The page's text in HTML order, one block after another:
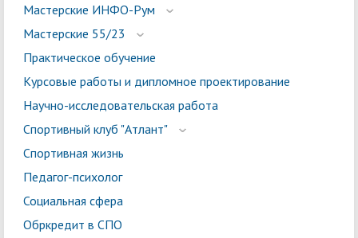
Мастерские ИНФО-Рум
Мастерские 55/23
Практическое обучение
Курсовые работы и дипломное проектирование
Научно-исследовательская работа
Спортивный клуб "Атлант"
Спортивная жизнь
Педагог-психолог
Социальная сфера
Обркредит в СПО